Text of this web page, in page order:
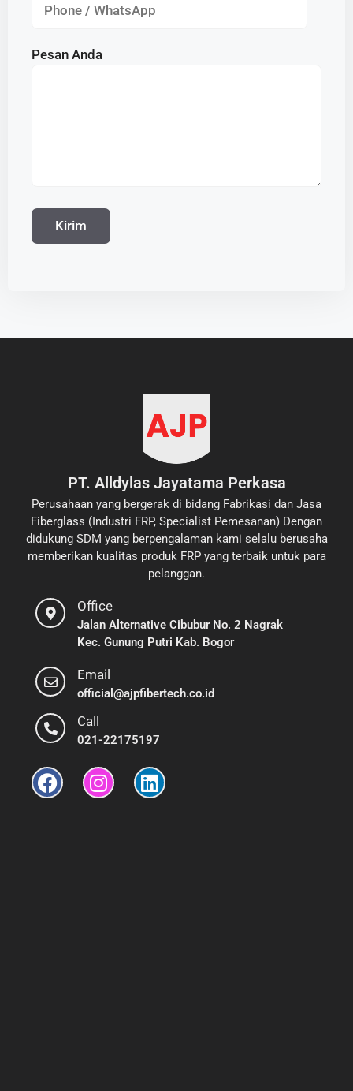
Pesan Anda
PT. Alldylas Jayatama Perkasa
Perusahaan yang bergerak di bidang Fabrikasi dan Jasa
Fiberglass (Industri FRP, Specialist Pemesanan) Dengan
didukung SDM yang berpengalaman kami selalu berusaha
memberikan kualitas produk FRP yang terbaik untuk para
pelanggan.
Office
Jalan Alternative Cibubur No. 2 Nagrak
Kec. Gunung Putri Kab. Bogor
Email
official@ajpfibertech.co.id
Call
021-22175197